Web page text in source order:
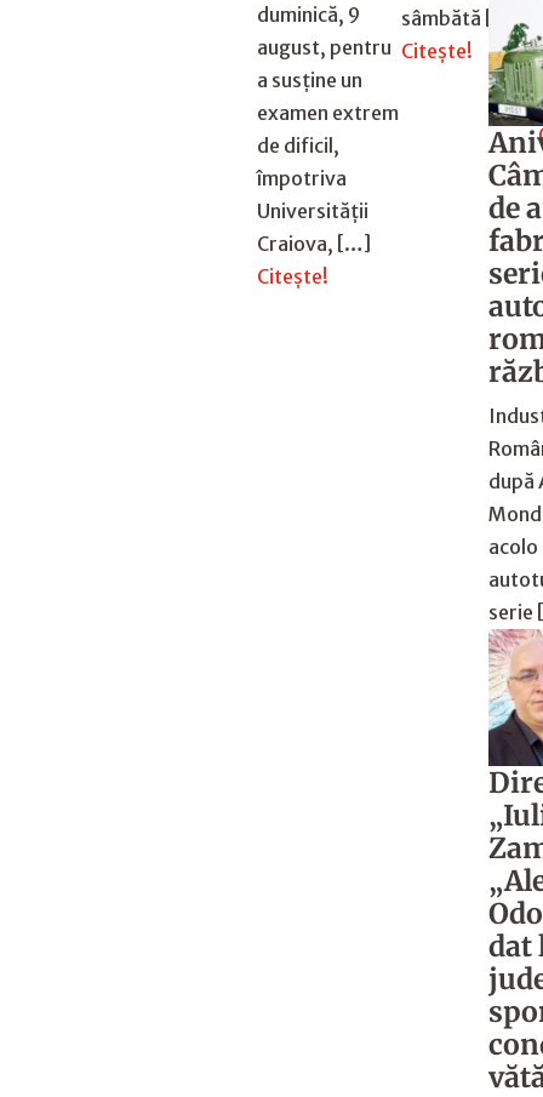
duminică, 9
august, pentru
a susține un
examen extrem
de dificil,
împotriva
Universității
Craiova, […]
Citește!
sâmbătă […]
Citește!
de
după
acolo
dat